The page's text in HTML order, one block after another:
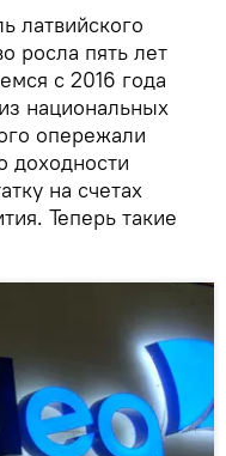
латвийского
росла пять лет
с 2016 года
национальных
опережали
доходности
на счетах
Теперь такие